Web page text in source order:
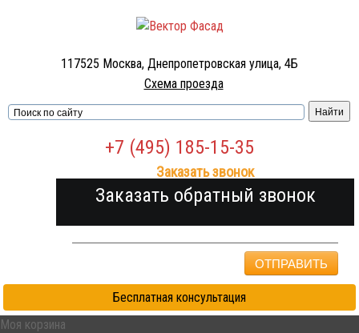
117525 Москва, Днепропетровская улица, 4Б
Схема проезда
+7 (495) 185-15-35
Заказать звонок
Заказать обратный звонок
ОТПРАВИТЬ
Бесплатная консультация
Моя корзина